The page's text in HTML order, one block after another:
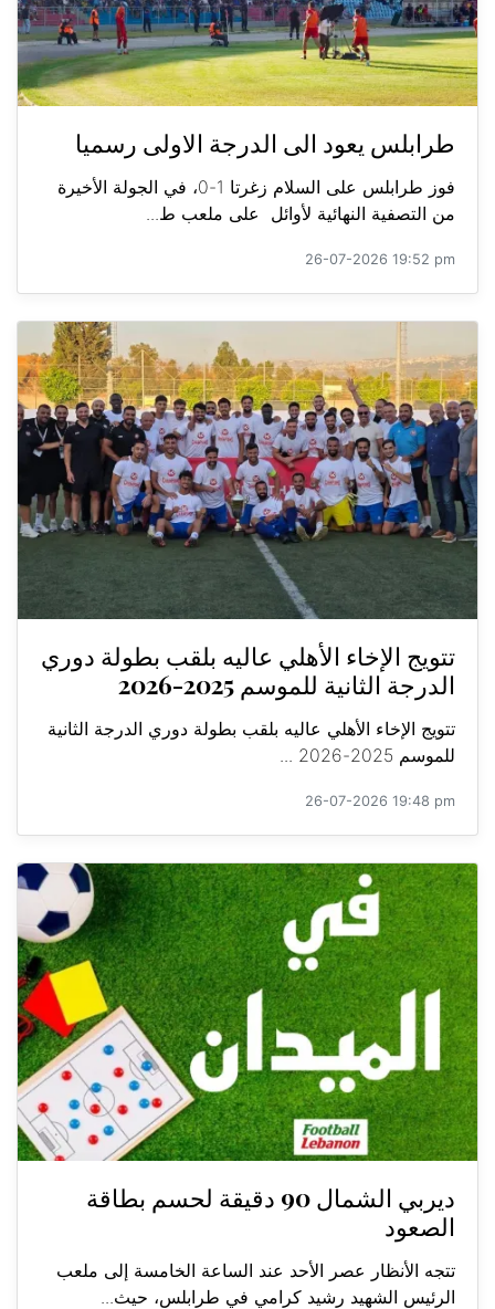
طرابلس يعود الى الدرجة الاولى رسميا
فوز طرابلس على السلام زغرتا 1-0، في الجولة الأخيرة
من التصفية النهائية لأوائل على ملعب ط...
26-07-2026 19:52 pm
تتويج الإخاء الأهلي عاليه بلقب بطولة دوري
الدرجة الثانية للموسم 2025-2026
تتويج الإخاء الأهلي عاليه بلقب بطولة دوري الدرجة الثانية
للموسم 2025-2026 ...
26-07-2026 19:48 pm
ديربي الشمال 90 دقيقة لحسم بطاقة
الصعود
تتجه الأنظار عصر الأحد عند الساعة الخامسة إلى ملعب
الرئيس الشهيد رشيد كرامي في طرابلس، حيث...